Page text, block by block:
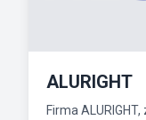
ALURIGHT
Firma